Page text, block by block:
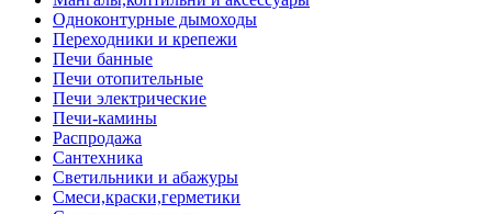
Одноконтурные дымоходы
Переходники и крепежи
Печи банные
Печи отопительные
Печи электрические
Печи-камины
Распродажа
Сантехника
Светильники и абажуры
Смеси,краски,герметики